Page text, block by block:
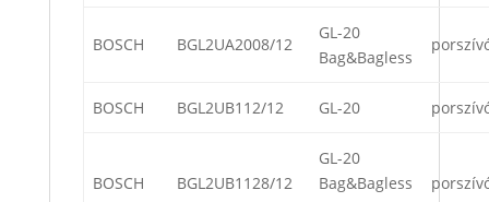
BOSCH BGL2UA2008/12
GL-20
Bag&Bagless
BOSCH BGL2UB112/12 GL-20
BOSCH BGL2UB1128/12
GL-20
Bag&Bagless